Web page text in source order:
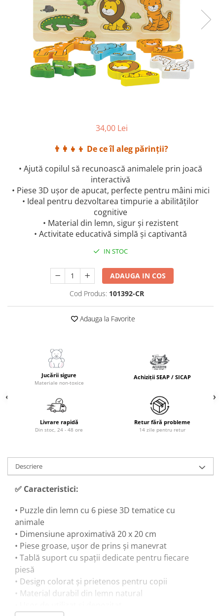
34,00 Lei
👨‍👩‍👧‍👦 De ce îl aleg părinții?
• Ajută copilul să recunoască animalele prin joacă
interactivă
• Piese 3D ușor de apucat, perfecte pentru mâini mici
• Ideal pentru dezvoltarea timpurie a abilităților
cognitive
• Material din lemn, sigur și rezistent
• Activitate educativă simplă și captivantă
IN STOC
ADAUGA IN COS
Cod Produs: 101392-CR
Adauga la Favorite
Jucării sigure
Materiale non-toxice
Achiziții SEAP / SICAP
Livrare rapidă
Din stoc, 24 - 48 ore
Retur fără probleme
14 zile pentru retur
Descriere
✅ Caracteristici:
• Puzzle din lemn cu 6 piese 3D tematice cu
animale
• Dimensiune aproximativă 20 x 20 cm
• Piese groase, ușor de prins și manevrat
• Tablă suport cu spații dedicate pentru fiecare
piesă
• Design colorat și prietenos pentru copii
• Material durabil din lemn natural